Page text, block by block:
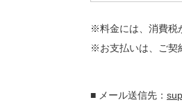
※料金には、消費税
※お支払いは、ご契
■ メール送信先：